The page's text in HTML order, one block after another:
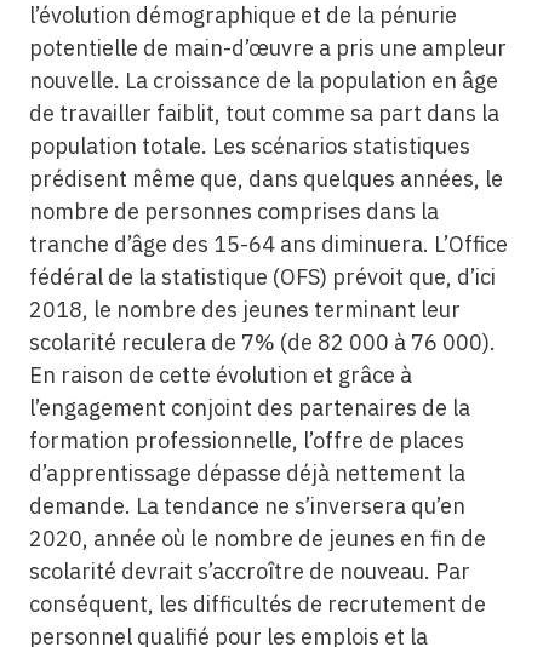
l’évolution démographique et de la pénurie
potentielle de main-d’œuvre a pris une ampleur
nouvelle. La croissance de la population en âge
de travailler faiblit, tout comme sa part dans la
population totale. Les scénarios statistiques
prédisent même que, dans quelques années, le
nombre de personnes comprises dans la
tranche d’âge des 15-64 ans diminuera. L’Office
fédéral de la statistique (OFS) prévoit que, d’ici
2018, le nombre des jeunes terminant leur
scolarité reculera de 7% (de 82 000 à 76 000).
En raison de cette évolution et grâce à
l’engagement conjoint des partenaires de la
formation professionnelle, l’offre de places
d’apprentissage dépasse déjà nettement la
demande. La tendance ne s’inversera qu’en
2020, année où le nombre de jeunes en fin de
scolarité devrait s’accroître de nouveau. Par
conséquent, les difficultés de recrutement de
personnel qualifié pour les emplois et la